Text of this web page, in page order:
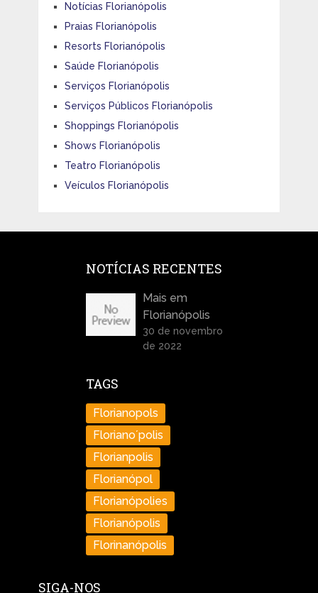
Notícias Florianópolis
Praias Florianópolis
Resorts Florianópolis
Saúde Florianópolis
Serviços Florianópolis
Serviços Públicos Florianópolis
Shoppings Florianópolis
Shows Florianópolis
Teatro Florianópolis
Veículos Florianópolis
NOTÍCIAS RECENTES
Mais em
Florianópolis
30 de novembro
de 2022
TAGS
Florianopols
Floriano´polis
Florianpolis
Florianópol
Florianópolies
Florianópolis
Florinanópolis
SIGA-NOS